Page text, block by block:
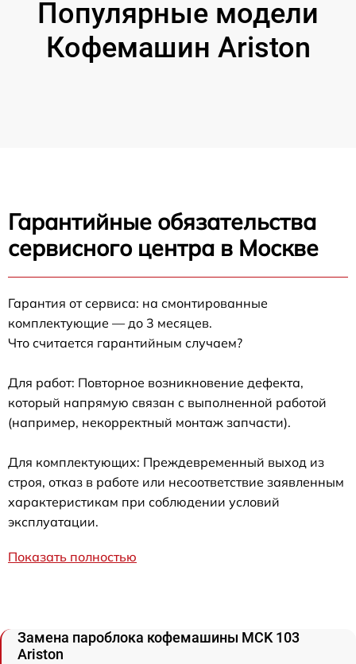
Популярные модели
Кофемашин Ariston
Гарантийные обязательства
сервисного центра в Москве
Гарантия от сервиса: на смонтированные
комплектующие — до 3 месяцев.
Что считается гарантийным случаем?
Для работ: Повторное возникновение дефекта,
который напрямую связан с выполненной работой
(например, некорректный монтаж запчасти).
Для комплектующих: Преждевременный выход из
строя, отказ в работе или несоответствие заявленным
характеристикам при соблюдении условий
эксплуатации.
Показать полностью
Замена пароблока кофемашины MCK 103
Ariston